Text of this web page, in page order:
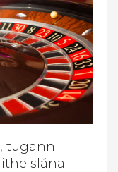
tugann
slána